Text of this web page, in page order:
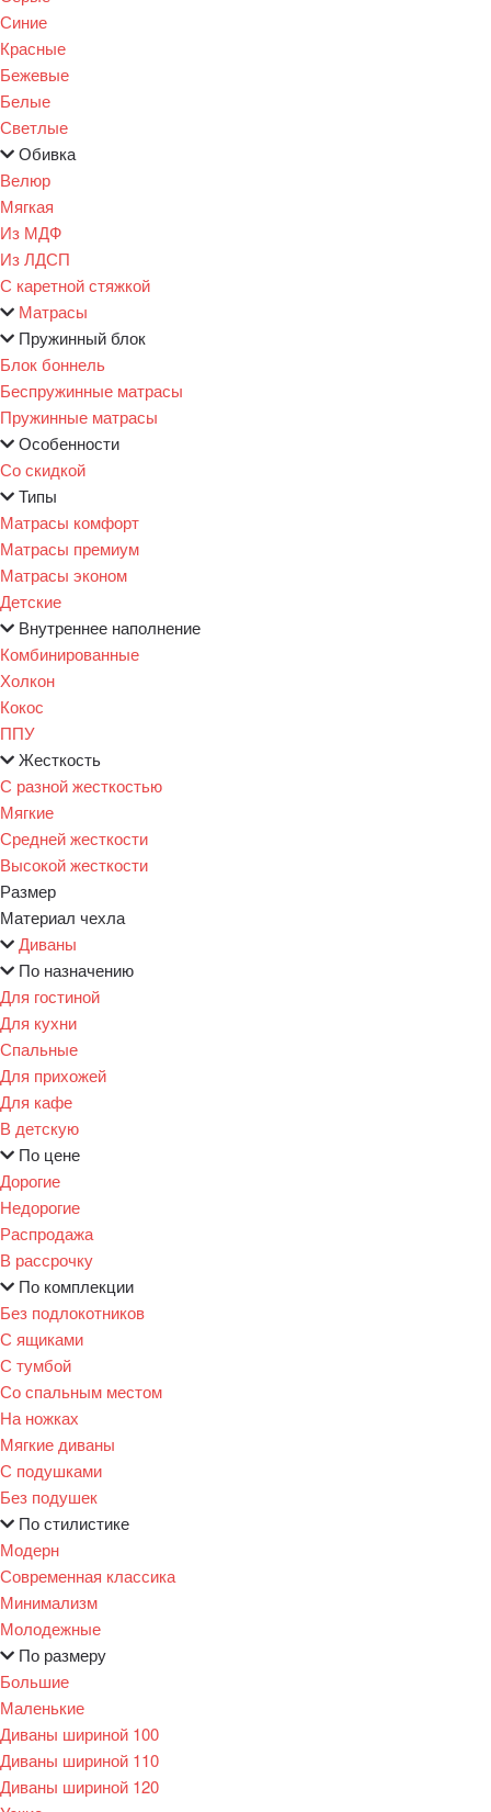
Синие
Красные
Бежевые
Белые
Светлые
Обивка
Велюр
Мягкая
Из МДФ
Из ЛДСП
С каретной стяжкой
Матрасы
Пружинный блок
Блок боннель
Беспружинные матрасы
Пружинные матрасы
Особенности
Со скидкой
Типы
Матрасы комфорт
Матрасы премиум
Матрасы эконом
Детские
Внутреннее наполнение
Комбинированные
Холкон
Кокос
ППУ
Жесткость
С разной жесткостью
Мягкие
Средней жесткости
Высокой жесткости
Размер
Материал чехла
Диваны
По назначению
Для гостиной
Для кухни
Спальные
Для прихожей
Для кафе
В детскую
По цене
Дорогие
Недорогие
Распродажа
В рассрочку
По комплекции
Без подлокотников
С ящиками
С тумбой
Со спальным местом
На ножках
Мягкие диваны
С подушками
Без подушек
По стилистике
Модерн
Современная классика
Минимализм
Молодежные
По размеру
Большие
Маленькие
Диваны шириной 100
Диваны шириной 110
Диваны шириной 120